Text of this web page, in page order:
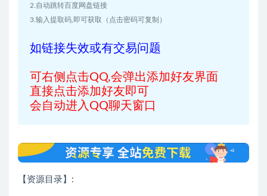
2.自动跳转百度网盘链接
3.输入提取码,即可获取（点击密码可复制）
如链接失效或有交易问题
可右侧点击QQ,会弹出添加好友界面
直接点击添加好友即可
会自动进入QQ聊天窗口
【资源目录】: